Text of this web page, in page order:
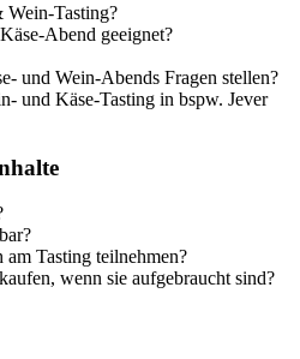
Wein-Tasting?
Abend geeignet?
und Wein-Abends Fragen stellen?
und Käse-Tasting in bspw. Jever
Tasting teilnehmen?
wenn sie aufgebraucht sind?